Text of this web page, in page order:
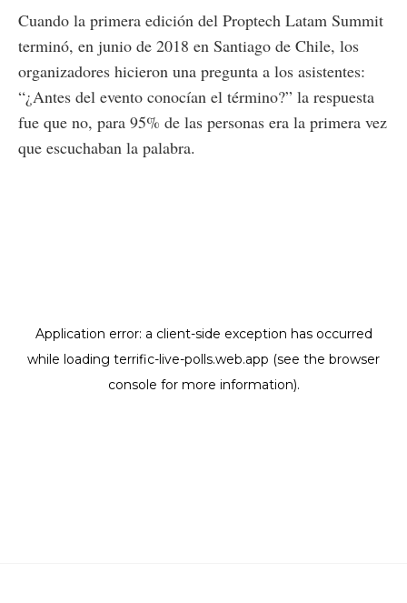
Cuando la primera edición del Proptech Latam Summit
terminó, en junio de 2018 en Santiago de Chile, los
organizadores hicieron una pregunta a los asistentes:
“¿Antes del evento conocían el término?” la respuesta
fue que no, para 95% de las personas era la primera vez
que escuchaban la palabra.